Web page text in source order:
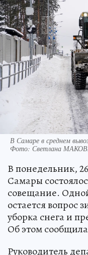
В Самаре в среднем
Фото: Светлана
В понедельник,
Самары
совещание.
остается вопрос
уборка снега и
Об этом
Руководитель